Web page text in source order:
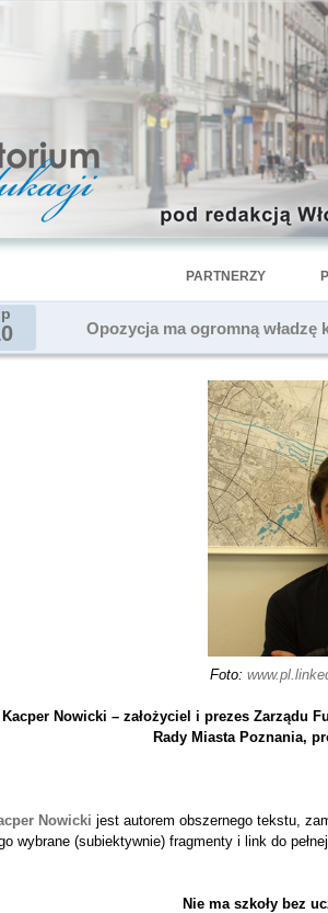
PARTNERZY
Opozycja ma ogromną władzę
Foto:
Kacper Nowicki – założyciel i prezes Zarządu
Rady Miasta Poznania,
Nowicki jest autorem obszernego tekstu,
wybrane (subiektywnie) fragmenty i link do
Nie ma szkoły bez